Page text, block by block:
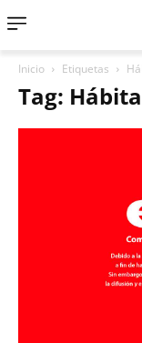
Inicio Etiquetas
Tag: